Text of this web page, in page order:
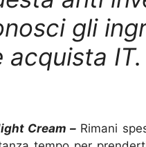
gli
IT.
Cream – Rimani